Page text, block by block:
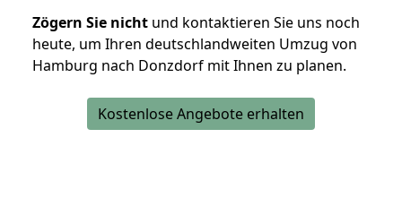
Zögern Sie nicht und kontaktieren Sie uns noch
heute, um Ihren deutschlandweiten Umzug von
Hamburg nach Donzdorf mit Ihnen zu planen.
Kostenlose Angebote erhalten